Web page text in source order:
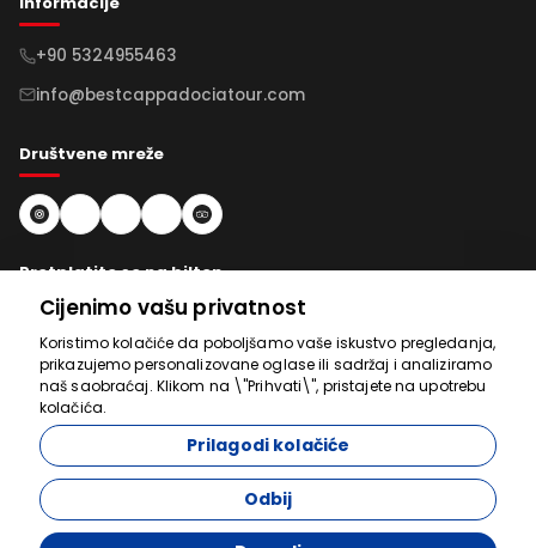
+90 5324955463
info@bestcappadociatour.com
Društvene mreže
Pretplatite se na bilten
Pretplati se
© 2026 bestcappadociatour.com. Sva prava zadržana.
Cijenimo vašu privatnost
Koristimo kolačiće da poboljšamo vaše iskustvo pregledanja,
prikazujemo personalizovane oglase ili sadržaj i analiziramo
naš saobraćaj. Klikom na \"Prihvati\", pristajete na upotrebu
kolačića.
Prilagodi kolačiće
Odbij
Tu smo da